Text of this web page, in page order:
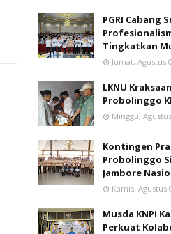
PGRI Cabang
Tingkatkan
Jumat, Agustus
LKNU
Probolinggo
Minggu,
Kontingen
Probolinggo
Jambore
Kamis, Agustus
Musda KNPI
Perkuat